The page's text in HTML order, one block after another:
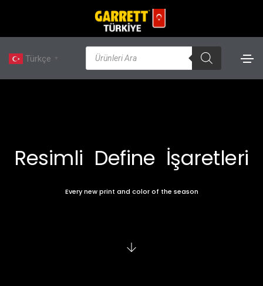
Türkçe ▼
Resimli Define İşaretleri
Every new print and color of the season